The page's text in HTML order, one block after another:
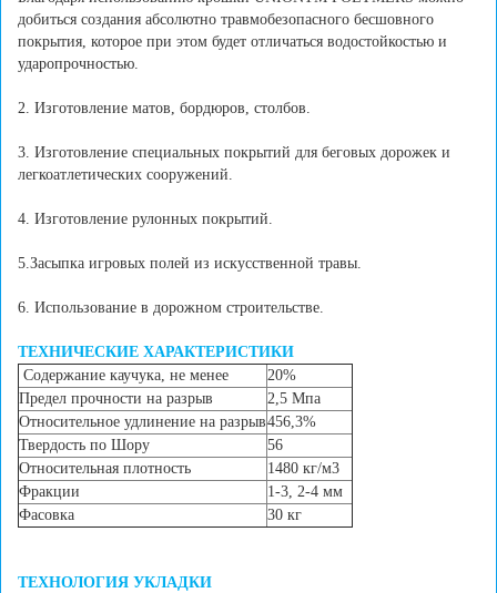
добиться создания абсолютно травмобезопасного бесшовного
покрытия, которое при этом будет отличаться водостойкостью и
ударопрочностью.
2. Изготовление матов, бордюров, столбов.
3. Изготовление специальных покрытий для беговых дорожек и
легкоатлетических сооружений.
4. Изготовление рулонных покрытий.
5.Засыпка игровых полей из искусственной травы.
6. Использование в дорожном строительстве.
ТЕХНИЧЕСКИЕ ХАРАКТЕРИСТИКИ
Содержание каучука, не менее
20%
Предел прочности на разрыв
2,5 Мпа
Относительное удлинение на разрыв456,3%
Твердость по Шору
56
Относительная плотность
1480 кг/м3
Фракции
1-3, 2-4 мм
Фасовка
30 кг
ТЕХНОЛОГИЯ УКЛАДКИ